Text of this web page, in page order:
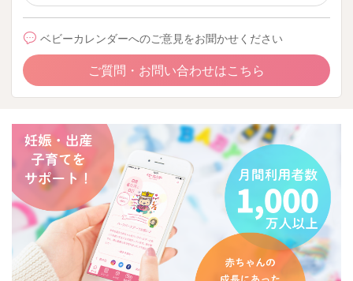
ベビーカレンダーへのご意見をお聞かせください
ご質問・お問い合わせはこちら